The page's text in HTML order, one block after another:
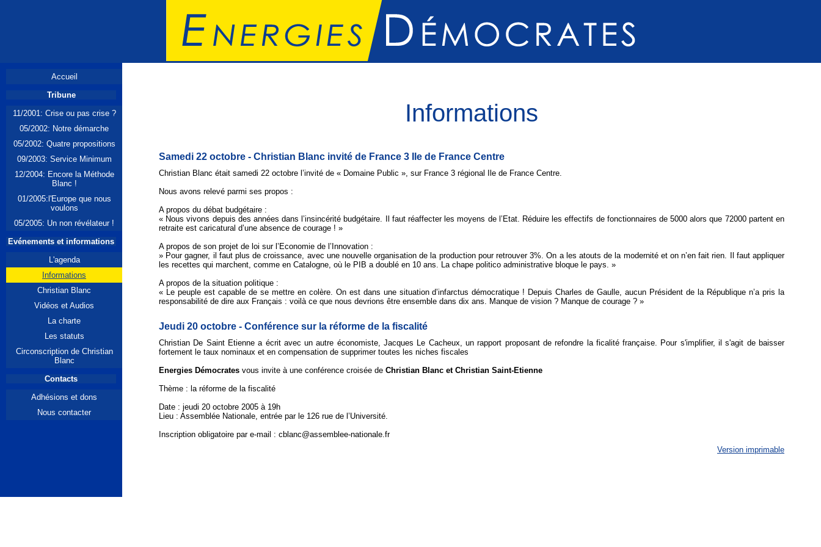
Accueil
Tribune
11/2001: Crise ou pas crise ?
05/2002: Notre démarche
05/2002: Quatre propositions
09/2003: Service Minimum
12/2004: Encore la Méthode
Blanc !
01/2005:l'Europe que nous
voulons
05/2005: Un non révélateur !
Evénements et informations
L'agenda
Informations
Christian Blanc
Vidéos et Audios
La charte
Les statuts
Circonscription de Christian
Blanc
Contacts
Adhésions et dons
Nous contacter
Informations
Samedi 22 octobre - Christian Blanc invité de France 3 Ile de France Centre
Christian Blanc était samedi 22 octobre l’invité de « Domaine Public », sur France 3 régional Ile de France Centre.
Nous avons relevé parmi ses propos :
A propos du débat budgétaire :
« Nous vivons depuis des années dans l’insincérité budgétaire. Il faut réaffecter les moyens de l’Etat. Réduire les effectifs de fonctionnaires de 5000 alors que 72000 partent en
retraite est caricatural d’une absence de courage ! »
A propos de son projet de loi sur l’Economie de l’Innovation :
» Pour gagner, il faut plus de croissance, avec une nouvelle organisation de la production pour retrouver 3%. On a les atouts de la modernité et on n’en fait rien. Il faut appliquer
les recettes qui marchent, comme en Catalogne, où le PIB a doublé en 10 ans. La chape politico administrative bloque le pays. »
A propos de la situation politique :
« Le peuple est capable de se mettre en colère. On est dans une situation d’infarctus démocratique ! Depuis Charles de Gaulle, aucun Président de la République n’a pris la
responsabilité de dire aux Français : voilà ce que nous devrions être ensemble dans dix ans. Manque de vision ? Manque de courage ? »
Jeudi 20 octobre - Conférence sur la réforme de la fiscalité
Christian De Saint Etienne a écrit avec un autre économiste, Jacques Le Cacheux, un rapport proposant de refondre la ficalité française. Pour s'implifier, il s'agit de baisser
fortement le taux nominaux et en compensation de supprimer toutes les niches fiscales
Energies Démocrates vous invite à une conférence croisée de Christian Blanc et Christian Saint-Etienne
Thème : la réforme de la fiscalité
Date : jeudi 20 octobre 2005 à 19h
Lieu : Assemblée Nationale, entrée par le 126 rue de l’Université.
Inscription obligatoire par e-mail : cblanc@assemblee-nationale.fr
Version imprimable